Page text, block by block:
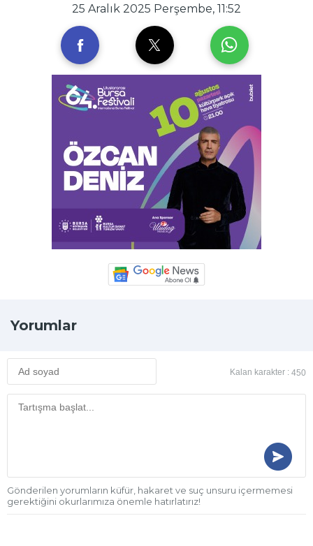
25 Aralık 2025 Perşembe, 11:52
Yorumlar
Kalan karakter : 450
Gönderilen yorumların küfür, hakaret ve suç unsuru içermemesi
gerektiğini okurlarımıza önemle hatırlatırız!